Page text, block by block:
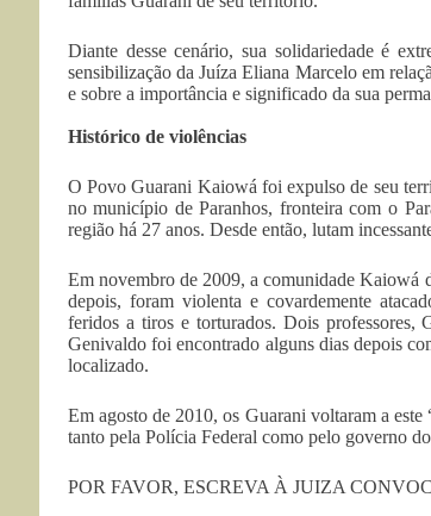
Diante desse cenário, sua solidariedade é
sensibilização da Juíza Eliana Marcelo em
e sobre a importância e significado da sua
Histórico de violências
O Povo Guarani Kaiowá foi expulso de seu
no município de Paranhos, fronteira com o
região há 27 anos. Desde então, lutam
Em novembro de 2009, a comunidade Kaiowá
depois, foram violenta e covardemente
feridos a tiros e torturados. Dois professores,
Genivaldo foi encontrado alguns dias depois
localizado.
Em agosto de 2010, os Guarani voltaram a
tanto pela Polícia Federal como pelo governo
POR FAVOR, ESCREVA À JUIZA